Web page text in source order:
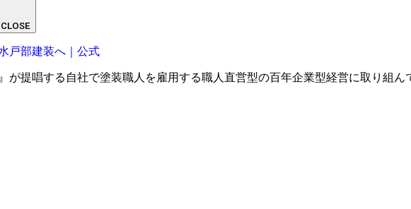
CLOSE
』が提唱する自社で塗装職人を雇用する職人直営型の百年企業型経営に取り組ん